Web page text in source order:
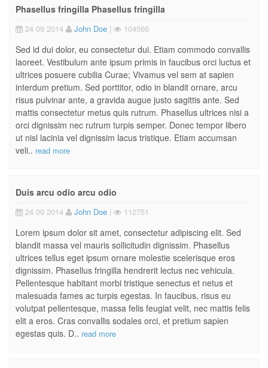
Phasellus fringilla Phasellus fringilla
24 09 2014 John Doe | 104566
Sed id dui dolor, eu consectetur dui. Etiam commodo convallis
laoreet. Vestibulum ante ipsum primis in faucibus orci luctus et
ultrices posuere cubilia Curae; Vivamus vel sem at sapien
interdum pretium. Sed porttitor, odio in blandit ornare, arcu
risus pulvinar ante, a gravida augue justo sagittis ante. Sed
mattis consectetur metus quis rutrum. Phasellus ultrices nisi a
orci dignissim nec rutrum turpis semper. Donec tempor libero
ut nisl lacinia vel dignissim lacus tristique. Etiam accumsan
veli.. read more
Duis arcu odio arcu odio
24 09 2014 John Doe | 112751
Lorem ipsum dolor sit amet, consectetur adipiscing elit. Sed
blandit massa vel mauris sollicitudin dignissim. Phasellus
ultrices tellus eget ipsum ornare molestie scelerisque eros
dignissim. Phasellus fringilla hendrerit lectus nec vehicula.
Pellentesque habitant morbi tristique senectus et netus et
malesuada fames ac turpis egestas. In faucibus, risus eu
volutpat pellentesque, massa felis feugiat velit, nec mattis felis
elit a eros. Cras convallis sodales orci, et pretium sapien
egestas quis. D.. read more